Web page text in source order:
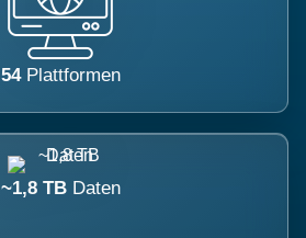
54 Plattformen
~1,8 TB Daten